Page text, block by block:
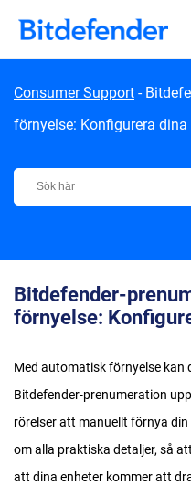
Consumer Support -
förnyelse: Konfigurera
Bitdefender Support Center
Bitdefender-
förnyelse:
Med automatisk förnyelse kan
Bitdefender-prenumeration
rörelser att manuellt förnya
om alla praktiska detaljer, så
att dina enheter kommer att